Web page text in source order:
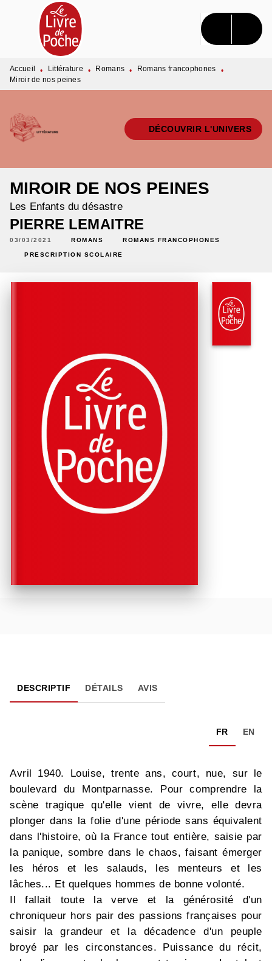
MENU RECHERCHE CONTENU
PIED DE PAGE
Accueil • Littérature • Romans • Romans francophones
•
Miroir de nos peines
DÉCOUVRIR L'UNIVERS
MIROIR DE NOS PEINES
Les Enfants du désastre
PIERRE LEMAITRE
03/03/2021 ROMANS ROMANS FRANCOPHONES
PRESCRIPTION SCOLAIRE
DESCRIPTIF DÉTAILS AVIS
FR EN
Avril 1940. Louise, trente ans, court, nue, sur le
boulevard du Montparnasse. Pour comprendre la
scène tragique qu'elle vient de vivre, elle devra
plonger dans la folie d'une période sans équivalent
dans l'histoire, où la France tout entière, saisie par
la panique, sombre dans le chaos, faisant émerger
les héros et les salauds, les menteurs et les
lâches... Et quelques hommes de bonne volonté.
Il fallait toute la verve et la générosité d'un
chroniqueur hors pair des passions françaises pour
saisir la grandeur et la décadence d'un peuple
broyé par les circonstances. Puissance du récit,